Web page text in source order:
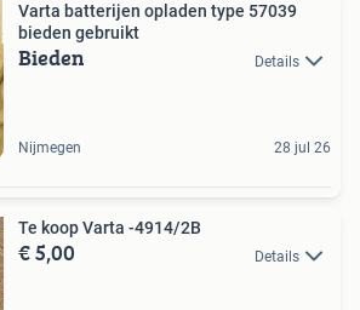
Varta batterijen opladen type 57039
bieden gebruikt
Bieden Details
Nijmegen 28 jul 26
Te koop Varta -4914/2B
€ 5,00 Details